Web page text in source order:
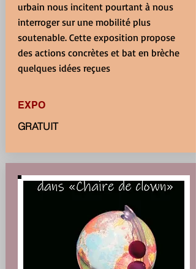
urbain nous incitent pourtant à nous
interroger sur une mobilité plus
soutenable. Cette exposition propose
des actions concrètes et bat en brèche
quelques idées reçues
EXPO
GRATUIT